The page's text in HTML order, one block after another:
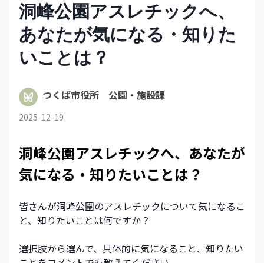
洞峰公園アスレチックへ、
あなたが気になる・知りた
いことは？
つくば市役所 公園・施設課
2025-12-19
洞峰公園アスレチックへ、あなたが
気になる・知りたいことは？
皆さんが洞峰公園のアスレチックについて気になるこ
と、知りたいことは何ですか？
選択肢から選んで、具体的に気になること、知りたい